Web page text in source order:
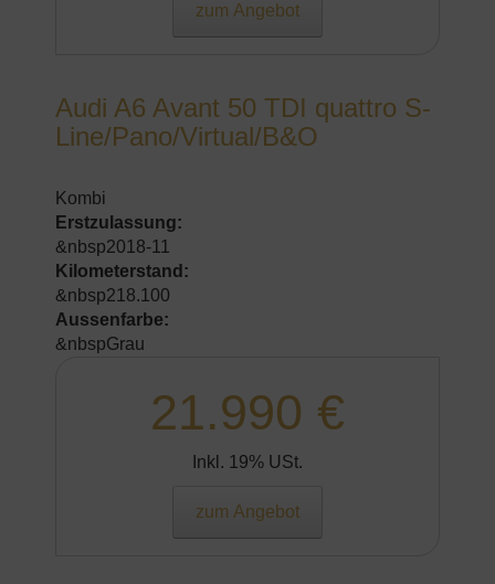
zum Angebot
Audi A6 Avant 50 TDI quattro S-
Line/Pano/Virtual/B&O
Kombi
Erstzulassung:
&nbsp2018-11
Kilometerstand:
&nbsp218.100
Aussenfarbe:
&nbspGrau
21.990 €
Inkl. 19% USt.
zum Angebot